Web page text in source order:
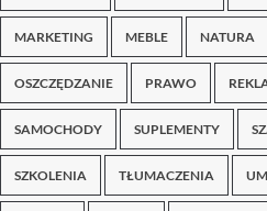
MARKETING MEBLE NATURA
OSZCZĘDZANIE PRAWO
SAMOCHODY SUPLEMENTY
SZKOLENIA TŁUMACZENIA